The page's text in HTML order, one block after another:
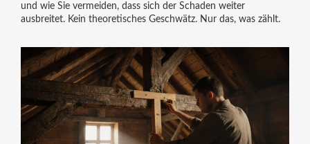
und wie Sie vermeiden, dass sich der Schaden weiter
ausbreitet. Kein theoretisches Geschwätz. Nur das, was zählt.